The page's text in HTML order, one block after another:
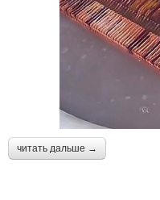
читать дальше →